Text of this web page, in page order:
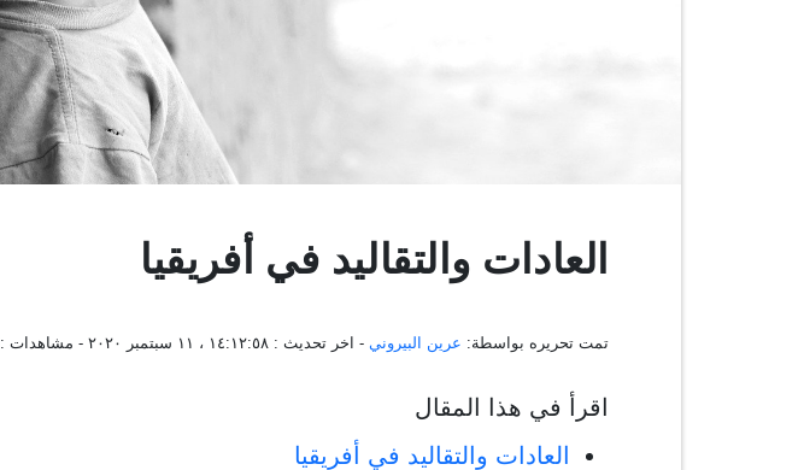
العادات والتقاليد في أفريقيا
تمت تحريره بواسطة: عرين البيروني - اخر تحديث : ١٤:١٢:٥٨ ، ١١ سبتمبر ٢٠٢٠ - مشاهدات :
اقرأ في هذا المقال
العادات والتقاليد في أفريقيا